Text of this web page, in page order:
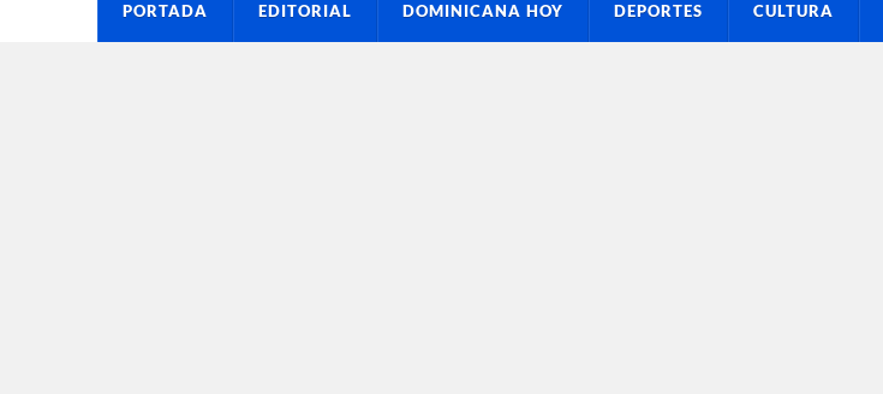
PORTADA EDITORIAL DOMINICANA HOY DEPORTES CULTURA